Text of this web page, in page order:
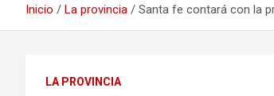
Inicio La provincia Santa fe contará con la
LA PROVINCIA